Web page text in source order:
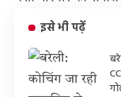
इसे भी पढ़ें